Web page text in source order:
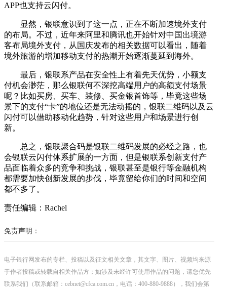
APP也支持云闪付。
显然，银联意识到了这一点，正在不断加速境外支付
的布局。不过，近年来阿里和腾讯也开始针对中国出境游
客布局境外支付，从国庆发布的相关数据可以看出，随着
境外旅游的增加移动支付的热潮开始逐渐蔓延到海外。
最后，银联系产品在安全性上有着先天优势，小额支
付机会渺茫，那么银联何不深挖高端用户的高额支付场景
呢？比如买房、买车、装修、买金银首饰等，毕竟这些场
景下的支付“卡”的地位还是无法动摇的，银联二维码以及云
闪付可以借助移动化趋势，针对这些用户和场景进行创
新。
总之，银联聚合码是银联二维码发展的必经之路，也
会银联云闪付体系扩展的一方面，但是银联系创新支付产
品面临着众多的竞争和挑战，银联甚至是银行等金融机构
都需要加快创新发展的步伐，毕竟留给你们的时间和空间
都不多了。
责任编辑：Rachel
免责声明：
电子银行网发布的专栏、投稿以及征文相关文章，其文字、图片、视频均来源
于作者投稿或转载自相关作品方；如涉及未经许可使用作品的问题，请您优先
联系我们（联系邮箱：cebnet@cfca.com.cn，电话：400-880-9888），我们会第